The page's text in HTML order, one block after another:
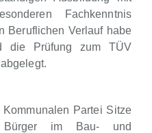
Fachkenntnis
Beruflichen Verlauf habe
die Prüfung zum TÜV
Partei Sitze
im Bau- und